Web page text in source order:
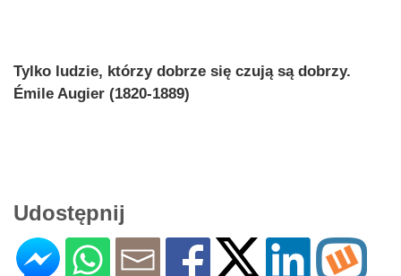
Tylko ludzie, którzy dobrze się czują są dobrzy.
Émile Augier (1820-1889)
Udostępnij